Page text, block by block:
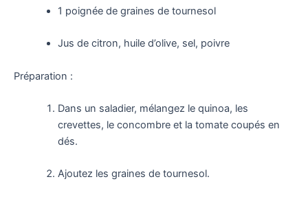
1 poignée de graines de tournesol
Jus de citron, huile d’olive, sel, poivre
Préparation :
Dans un saladier, mélangez le quinoa, les
crevettes, le concombre et la tomate coupés en
dés.
Ajoutez les graines de tournesol.